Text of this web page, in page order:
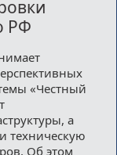
РФ
«Честный
а
техническую
Об этом